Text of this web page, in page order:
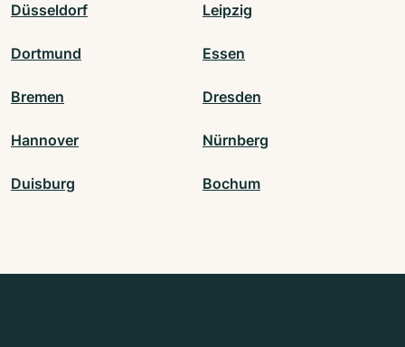
Düsseldorf Leipzig
Dortmund Essen
Bremen Dresden
Hannover Nürnberg
Duisburg Bochum